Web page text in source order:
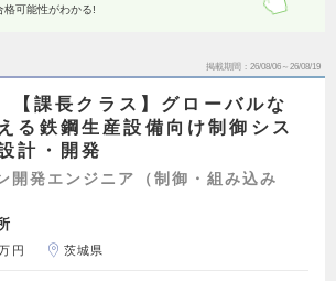
格可能性がわかる!
掲載期間 26/08/06～26/08/19
【課長クラス】グローバルな
る鉄鋼生産設備向け制御シス
計・開発
開発エンジニア（制御・組み込み
円 茨城県